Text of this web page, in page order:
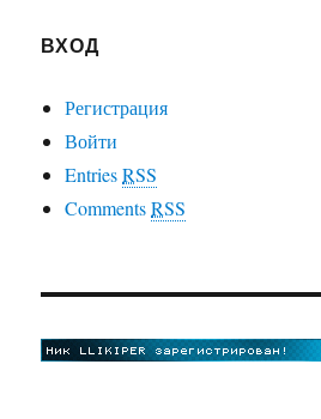
ВХОД
Регистрация
Войти
EntriesRSS
CommentsRSS